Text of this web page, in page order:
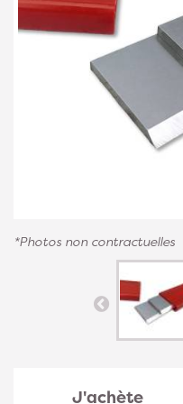
*Photos non contractuelles
J'achète